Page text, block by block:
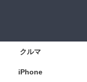
クルマ
iPhone